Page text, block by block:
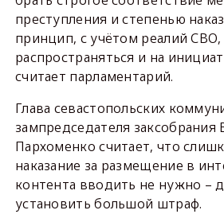
преступления и степенью
принцип, с учётом реалий
распространяться и на
считает парламентарий.
Глава севастопольских
зампредседателя заксобрания
Пархоменко считает, что
наказание за размещение в
контента вводить не нужно –
установить большой штраф.